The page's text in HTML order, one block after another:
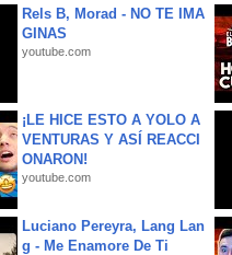
Rels B, Morad - NO TE IMA
GINAS
youtube.com
¡LE HICE ESTO A YOLO A
VENTURAS Y ASÍ REACCI
ONARON!
youtube.com
Luciano Pereyra, Lang Lan
g - Me Enamore De Ti